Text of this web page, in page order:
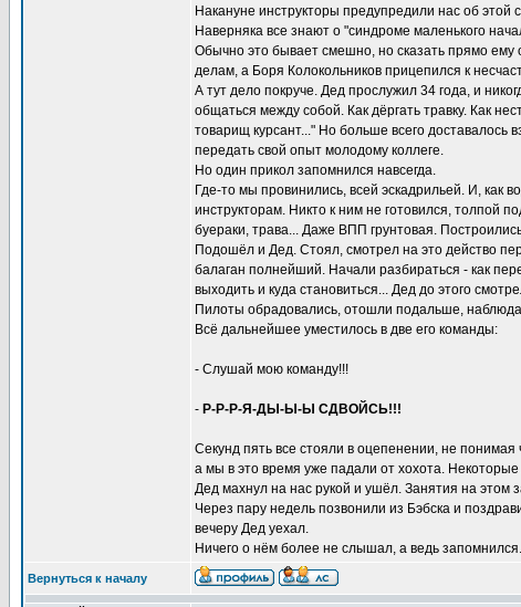
Накануне инструкторы предупредили нас об
Наверняка все знают о "синдроме маленького
Обычно это бывает смешно, но сказать прямо ему
делам, а Боря Колокольников прицепился к
А тут дело покруче. Дед прослужил 34 года, и
общаться между собой. Как дёргать травку. Как
товарищ курсант..." Но больше всего
передать свой опыт молодому коллеге.
Но один прикол запомнился навсегда.
Где-то мы провинились, всей эскадрильей. И, как
инструкторам. Никто к ним не готовился, толпой
буераки, трава... Даже ВПП грунтовая.
Подошёл и Дед. Стоял, смотрел на это действо
балаган полнейший. Начали разбираться - как
выходить и куда становиться... Дед до этого
Пилоты обрадовались, отошли подальше,
Всё дальнейшее уместилось в две его команды:
- Слушай мою команду!!!
- Р-Р-Р-Я-ДЫ-Ы-Ы СДВОЙСЬ!!!
Секунд пять все стояли в оцепенении, не
а мы в это время уже падали от хохота.
Дед махнул на нас рукой и ушёл. Занятия на этом
Через пару недель позвонили из Бэбска и
вечеру Дед уехал.
Ничего о нём более не слышал, а ведь
Вернуться к началу